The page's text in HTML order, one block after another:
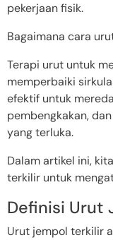
pekerjaan fisik.
Bagaimana cara
Terapi urut untuk
memperbaiki
efektif untuk
pembengkakan,
yang terluka.
Dalam artikel ini,
terkilir untuk
Definisi Urut
Urut jempol terkilir